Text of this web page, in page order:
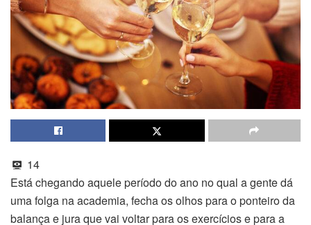
14
Está chegando aquele período do ano no qual a gente dá
uma folga na academia, fecha os olhos para o ponteiro da
balança e jura que vai voltar para os exercícios e para a